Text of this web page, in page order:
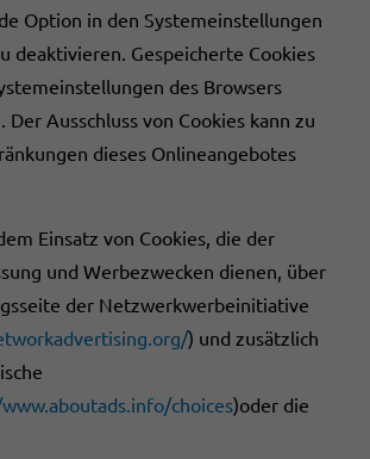
Option in den Systemeinstellungen
deaktivieren. Gespeicherte Cookies
des Browsers
Der Ausschluss von Cookies kann zu
dieses Onlineangebotes
Einsatz von Cookies, die der
und Werbezwecken dienen, über
der Netzwerkwerbeinitiative
) und zusätzlich
choices)oder die